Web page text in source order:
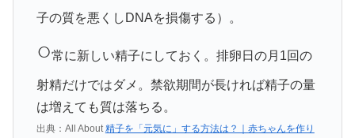
子の質を悪くしDNAを損傷する）。
○常に新しい精子にしておく。排卵日の月1回の
射精だけではダメ。禁欲期間が長ければ精子の量
は増えても質は落ちる。
出典：All About 精子を「元気に」する方法は？｜赤ちゃんを作り